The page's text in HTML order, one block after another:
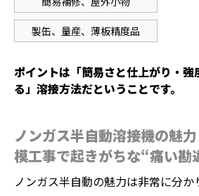
製缶、量産、薄板精度品
ポイントは「簡易さと仕上がり・強
る」溶接方法だということです。
ノンガス半自動溶接機の魅
模工事で起きがちな“痛い勘
ノンガス半自動の魅力は非常に分か